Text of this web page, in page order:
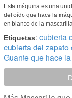
Esta máquina es una
del oído que hace la
en blanco de la
Etiquetas: cubierta
cubierta del
Guante que hace